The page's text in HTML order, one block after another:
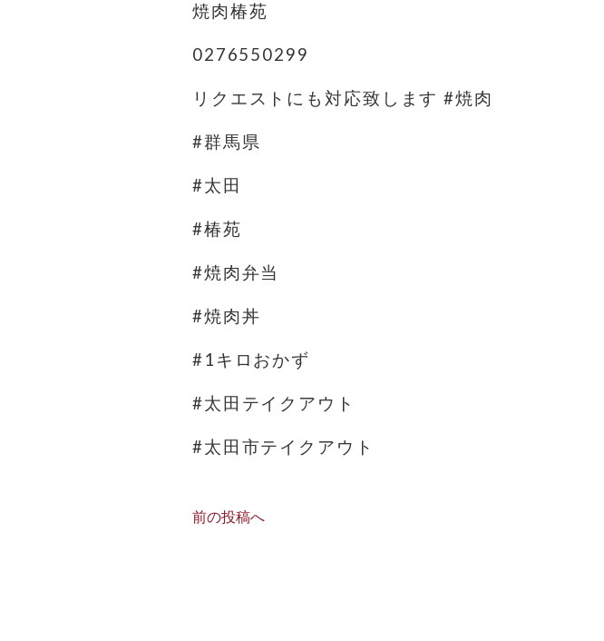
焼肉椿苑
0276550299
リクエストにも対応致します #焼肉
#群馬県
#太田
#椿苑
#焼肉弁当
#焼肉丼
#1キロおかず
#太田テイクアウト
#太田市テイクアウト
前の投稿へ